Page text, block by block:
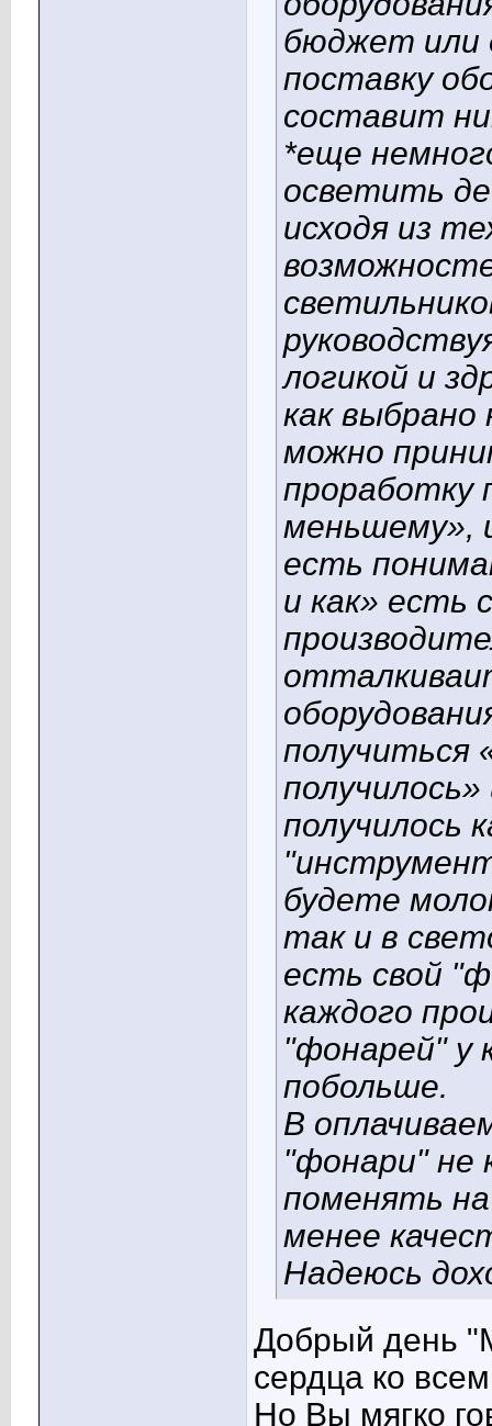
бюджет или
поставку
составит
*еще
осветить
исходя из
логикой и
как
можно
проработку
меньшему»,
есть
и как» есть
получиться
получилось
будете
так и в
есть свой
каждого
"фонарей" у
побольше.
В
"фонари" не
поменять
менее
Надеюсь
Добрый день
сердца ко
Но Вы мягко